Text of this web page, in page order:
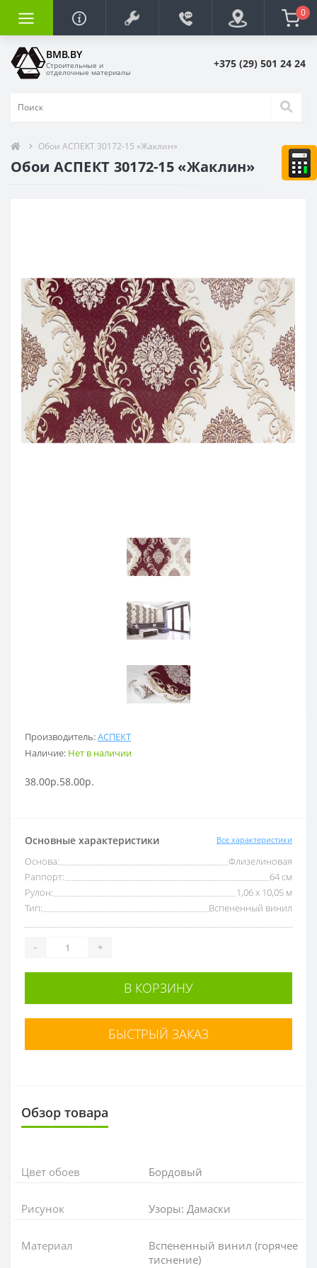
0
BMB.BY
Строительные и
отделочные материалы
+375 (29) 501 24 24
Обои АСПЕКТ 30172-15 «Жаклин»
Обои АСПЕКТ 30172-15 «Жаклин»
Производитель:АСПЕКТ
Наличие: Нет в наличии
38.00р.58.00р.
Основные характеристики Все характеристики
Основа:
Флизелиновая
Раппорт:
64 см
Рулон:
1,06 x 10,05 м
Тип:
Вспененный винил
- +
В КОРЗИНУ
БЫСТРЫЙ ЗАКАЗ
Обзор товара
Цвет обоев Бордовый
Рисунок Узоры: Дамаски
Материал
Вспененный винил (горячее
тиснение)